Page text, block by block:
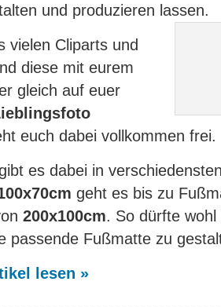
und produzieren lassen.
vielen Cliparts und
diese mit eurem
gleich auf euer
euch dabei vollkommen frei.
es dabei in
geht es bis zu
200x100cm. So dürfte wohl
passende Fußmatte zu
lesen »